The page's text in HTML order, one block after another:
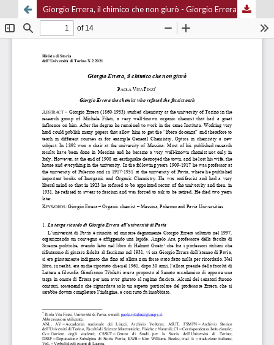
Giorgio Errera, il chimico che non giurò - Giorgio Errera the chemist who refused the fascist oath